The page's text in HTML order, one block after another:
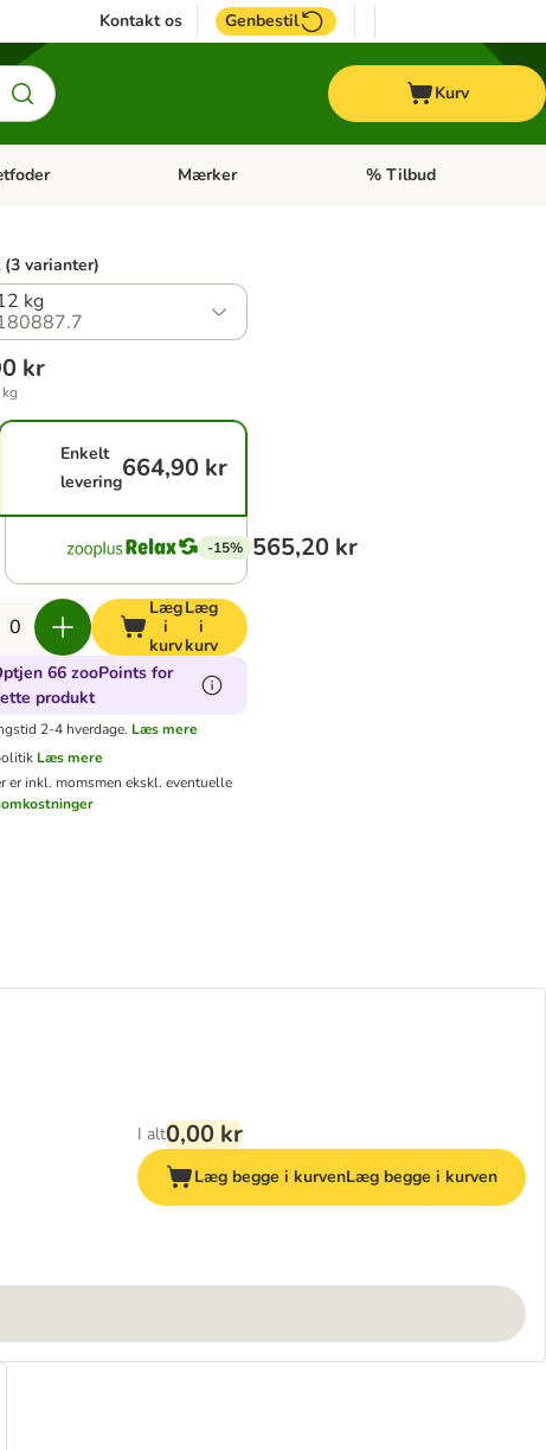
Kontakt os Genbestil
Kurv
menu: Hest Åben kategori menu: Diætfoder
Mærker Åben kategori menu:
% Tilbud
(3 varianter)
kg
kr
Enkelt
levering664,90 kr
-15% 565,20 kr
Læg
i
kurv
Læg
i
kurv
66 zooPoints for
produkt
2-4 hverdage. Læs mere
Læs mere
er inkl. momsmen ekskl. eventuelle
I alt0,00 kr
Læg begge i kurvenLæg begge i kurven